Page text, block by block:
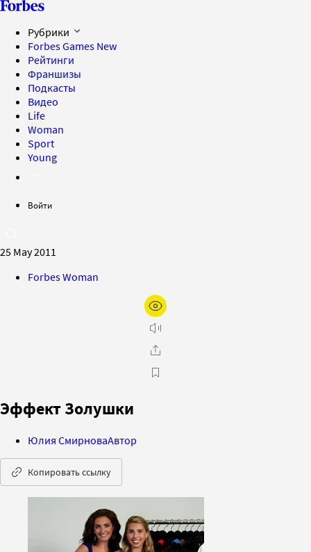
Рубрики
Forbes Games New
Рейтинги
Франшизы
Подкасты
Видео
Life
Woman
Sport
Young
Войти
25 May 2011
Forbes Woman
Эффект Золушки
Юлия СмирноваАвтор
Копировать ссылку